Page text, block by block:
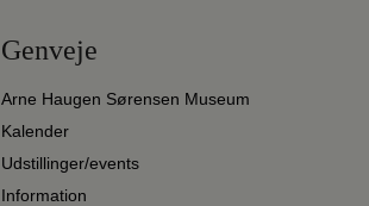
Genveje
Arne Haugen Sørensen Museum
Kalender
Udstillinger/events
Information